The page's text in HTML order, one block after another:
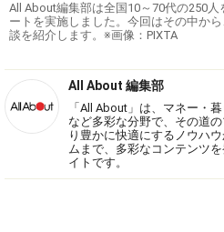
All About編集部は全国10～70代の250
ートを実施しました。今回はその中か
談を紹介します。※画像：PIXTA
All About 編集部
「All About」は、マネー・
など多彩な分野で、その道
り豊かに快適にするノウハ
ムまで、多彩なコンテンツ
イトです。